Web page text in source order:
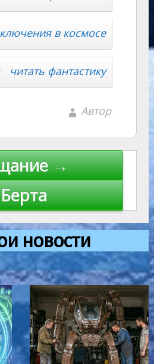
в космосе
читать фантастику
Автор
→
новости